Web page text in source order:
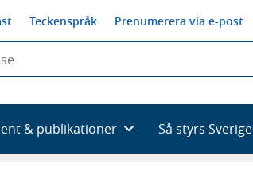
Teckenspråk Prenumerera via e-post
& publikationer Så styrs Sverige